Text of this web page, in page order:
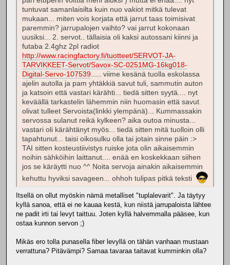
tuntuvat samanlaisilta kuin nuo vakiot mitkä tulevat
mukaan... miten vois korjata että jarrut taas toimisivat
paremmin? jarrupalojen vaihto? vai jarrut kokonaan
uusiksi... 2. servot.. tällaisia oli kaksi autossani kiinni ja
futaba 2.4ghz 2pl radiot
http://www.racingfactory.fi/tuotteet/SERVOT-JA-
TARVIKKEET-Servot/Savox-SC-0251MG-16kg018-
Digital-Servo-107539..... viime kesänä tuolla eskolassa
ajelin autolla ja pam yhtäkkiä savut tuli, sammutin auton
ja katsoin että vastari kärähti... tiedä sitten syytä.... nyt
keväällä tarkastelin lähemmin niin huomasin että savut
olivat tulleet Servoista(linkki ylempänä)... Kummassakin
servossa sulanut reikä kylkeen? aika outoa minusta...
vastari oli kärähtänyt myös... tiedä sitten mitä tuolloin olli
tapahtunut... taisi oikosulku olla tai jotain sinne päin :>
TAI sitten kosteustiivistys ruiske jota olin aikaisemmin
noihin sähköihin laittanut.... enää en koskekkaan siihen
jos se käräytti nuo ^^ Noita servoja ainakin aikaisemmin
kehuttu hyviksi savageen... ohhoh tulipas pitkä teksti
Itsellä on ollut myöskin nämä metalliset "tuplalevarit". Ja täytyy
kyllä sanoa, että ei ne kauaa kestä, kun niistä jarrupaloista lähtee
ne padit irti tai levyt taittuu. Joten kyllä halvemmalla pääsee, kun
ostaa kunnon servon ;)
Mikäs ero tolla punasella fiber levyllä on tähän vanhaan mustaan
verrattuna? Pitävämpi? Samaa tavaraa taitavat kumminkin olla?